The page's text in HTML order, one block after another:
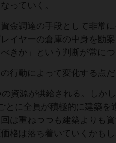
っていく。
金調達の手段として非常に
イヤーの倉庫の中身を勘
きか」という判断が常につ
行動によって変化する点だ
資源が供給される。しか
とに全員が積極的に建築を
は重ねつつも建築よりも
格は落ち着いていくかもし